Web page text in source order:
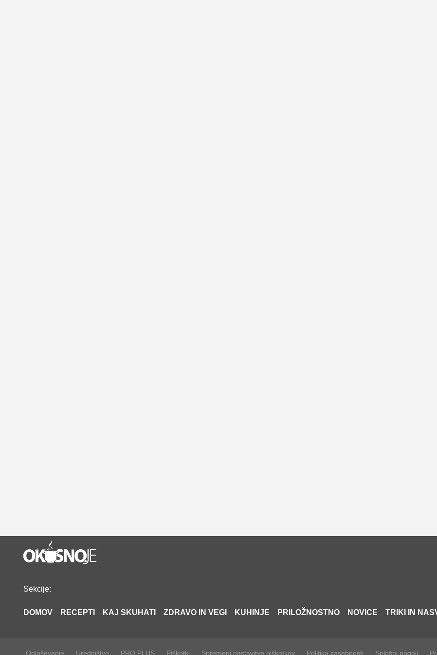
Sekcije:
DOMOV RECEPTI KAJ SKUHATI ZDRAVO IN VEGI KUHINJE PRILOŽNOSTNO NOVICE TRIKI IN
Oglaševanje Uredništvo PRO PLUS Piškotki Spremeni nastavitve piškotkov Politika zasebnosti Splošni pogoji